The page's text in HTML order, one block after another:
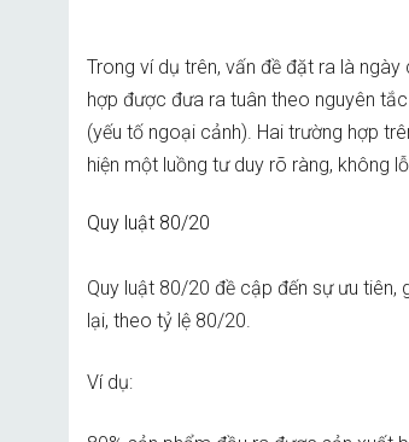
Trong ví dụ trên, vấn đề đặt ra là
hợp được đưa ra tuân theo nguyên
(yếu tố ngoại cảnh). Hai trường hợp
hiện một luồng tư duy rõ ràng, không
Quy luật 80/20
Quy luật 80/20 đề cập đến sự ưu tiên,
lại, theo tỷ lệ 80/20.
Ví dụ: